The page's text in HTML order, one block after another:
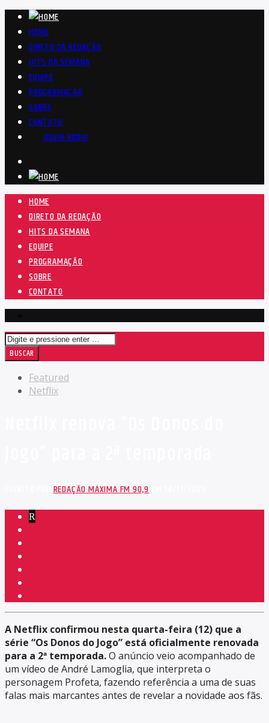
HOME
DIRETO DA REDAÇÃO
HITS DA SEMANA
EQUIPE
PROGRAMAÇÃO
SOBRE
CONTATO
OUVIR RÁDIO
HOME
DIRETO DA REDAÇÃO
HITS DA SEMANA
EQUIPE
PROGRAMAÇÃO
SOBRE
CONTATO
Featured
Netflix
ESCRITO PORREDAÇÃO MÁXIMA FM 90,9EM 14/11/2025
A Netflix confirmou nesta quarta-feira (12) que a
série “Os Donos do Jogo” está oficialmente renovada
para a 2ª temporada.O anúncio veio acompanhado de
um vídeo de André Lamoglia, que interpreta o
personagem Profeta, fazendo referência a uma de suas
falas mais marcantes antes de revelar a novidade aos fãs.